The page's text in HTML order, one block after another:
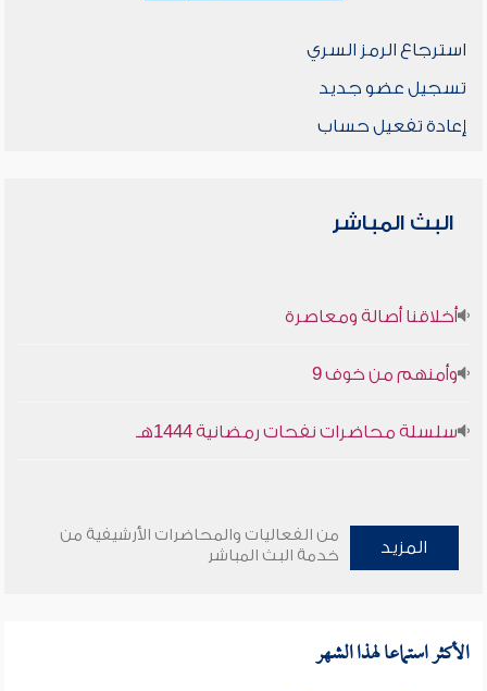
استرجاع الرمز السري
تسجيل عضو جديد
إعادة تفعيل حساب
البث المباشر
أخلاقنا أصالة ومعاصرة
وأمنهم من خوف 9
سلسلة محاضرات نفحات رمضانية 1444هـ
المزيد
من الفعاليات والمحاضرات الأرشيفية من
خدمة البث المباشر
الأكثر استماعا لهذا الشهر